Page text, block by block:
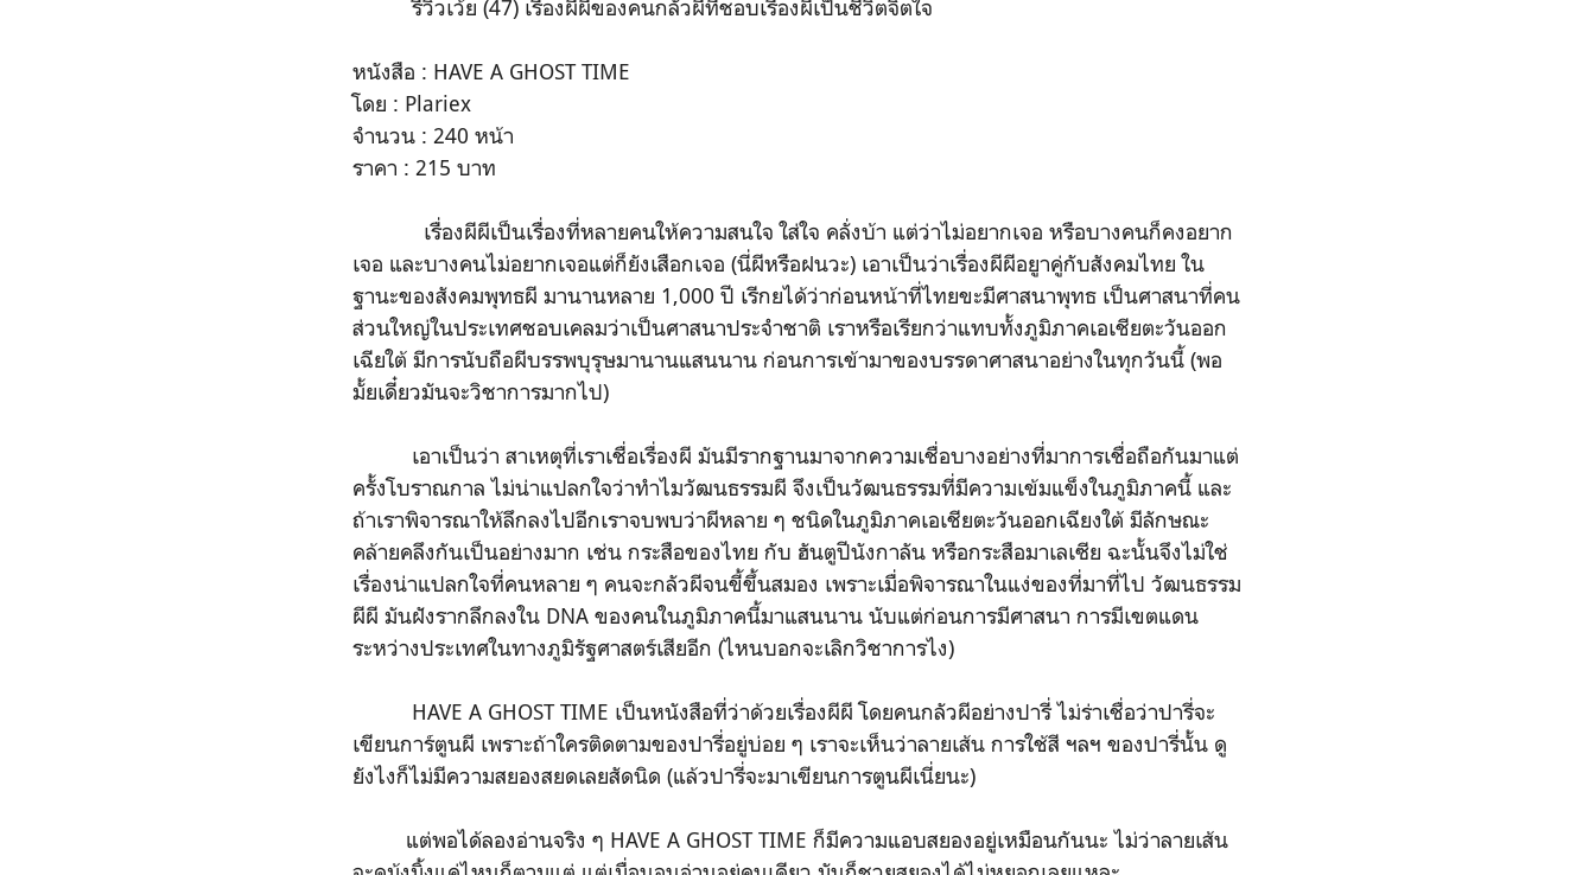
รีวิวเว้ย (47) เรื่องผีผีของคนกลัวผีที่ชอบเรื่องผีเป็นชีวิตจิตใจ
หนังสือ : HAVE A GHOST TIME
โดย : Plariex
จำนวน : 240 หน้า
ราคา : 215 บาท
เรื่องผีผีเป็นเรื่องที่หลายคนให้ความสนใจ ใส่ใจ คลั่งบ้า แต่ว่าไม่อยากเจอ หรือบางคนก็คงอยาก
เจอ และบางคนไม่อยากเจอแต่ก็ยังเสือกเจอ (นี่ผีหรือฝนวะ) เอาเป็นว่าเรื่องผีผีอยูาคู่กับสังคมไทย ใน
ฐานะของสังคมพุทธผี มานานหลาย 1,000 ปี เรีกยได้ว่าก่อนหน้าที่ไทยขะมีศาสนาพุทธ เป็นศาสนาที่คน
ส่วนใหญ่ในประเทศชอบเคลมว่าเป็นศาสนาประจำชาติ เราหรือเรียกว่าแทบทั้งภูมิภาคเอเชียตะวันออก
เฉียใต้ มีการนับถือผีบรรพบุรุษมานานแสนนาน ก่อนการเข้ามาของบรรดาศาสนาอย่างในทุกวันนี้ (พอ
มั้ยเดี๋ยวมันจะวิชาการมากไป)
เอาเป็นว่า สาเหตุที่เราเชื่อเรื่องผี มันมีรากฐานมาจากความเชื่อบางอย่างที่มาการเชื่อถือกันมาแต่
ครั้งโบราณกาล ไม่น่าแปลกใจว่าทำไมวัฒนธรรมผี จึงเป็นวัฒนธรรมที่มีความเข้มแข็งในภูมิภาคนี้ และ
ถ้าเราพิจารณาให้ลึกลงไปอีกเราจบพบว่าผีหลาย ๆ ชนิดในภูมิภาคเอเชียตะวันออกเฉียงใต้ มีลักษณะ
คล้ายคลึงกันเป็นอย่างมาก เช่น กระสือของไทย กับ ฮันตูปีนังกาลัน หรือกระสือมาเลเซีย ฉะนั้นจึงไม่ใช่
เรื่องน่าแปลกใจที่คนหลาย ๆ คนจะกลัวผีจนขี้ขึ้นสมอง เพราะเมื่อพิจารณาในแง่ของที่มาที่ไป วัฒนธรรม
ผีผี มันฝังรากลึกลงใน DNA ของคนในภูมิภาคนี้มาแสนนาน นับแต่ก่อนการมีศาสนา การมีเขตแดน
ระหว่างประเทศในทางภูมิรัฐศาสตร์เสียอีก (ไหนบอกจะเลิกวิชาการไง)
HAVE A GHOST TIME เป็นหนังสือที่ว่าด้วยเรื่องผีผี โดยคนกลัวผีอย่างปารี่ ไม่ร่าเชื่อว่าปารี่จะ
เขียนการ์ตูนผี เพราะถ้าใครติดตามของปารี่อยู่บ่อย ๆ เราจะเห็นว่าลายเส้น การใช้สี ฯลฯ ของปารี่นั้น ดู
ยังไงก็ไม่มีความสยองสยดเลยสัดนิด (แล้วปารี่จะมาเขียนการตูนผีเนี่ยนะ)
แต่พอได้ลองอ่านจริง ๆ HAVE A GHOST TIME ก็มีความแอบสยองอยู่เหมือนกันนะ ไม่ว่าลายเส้น